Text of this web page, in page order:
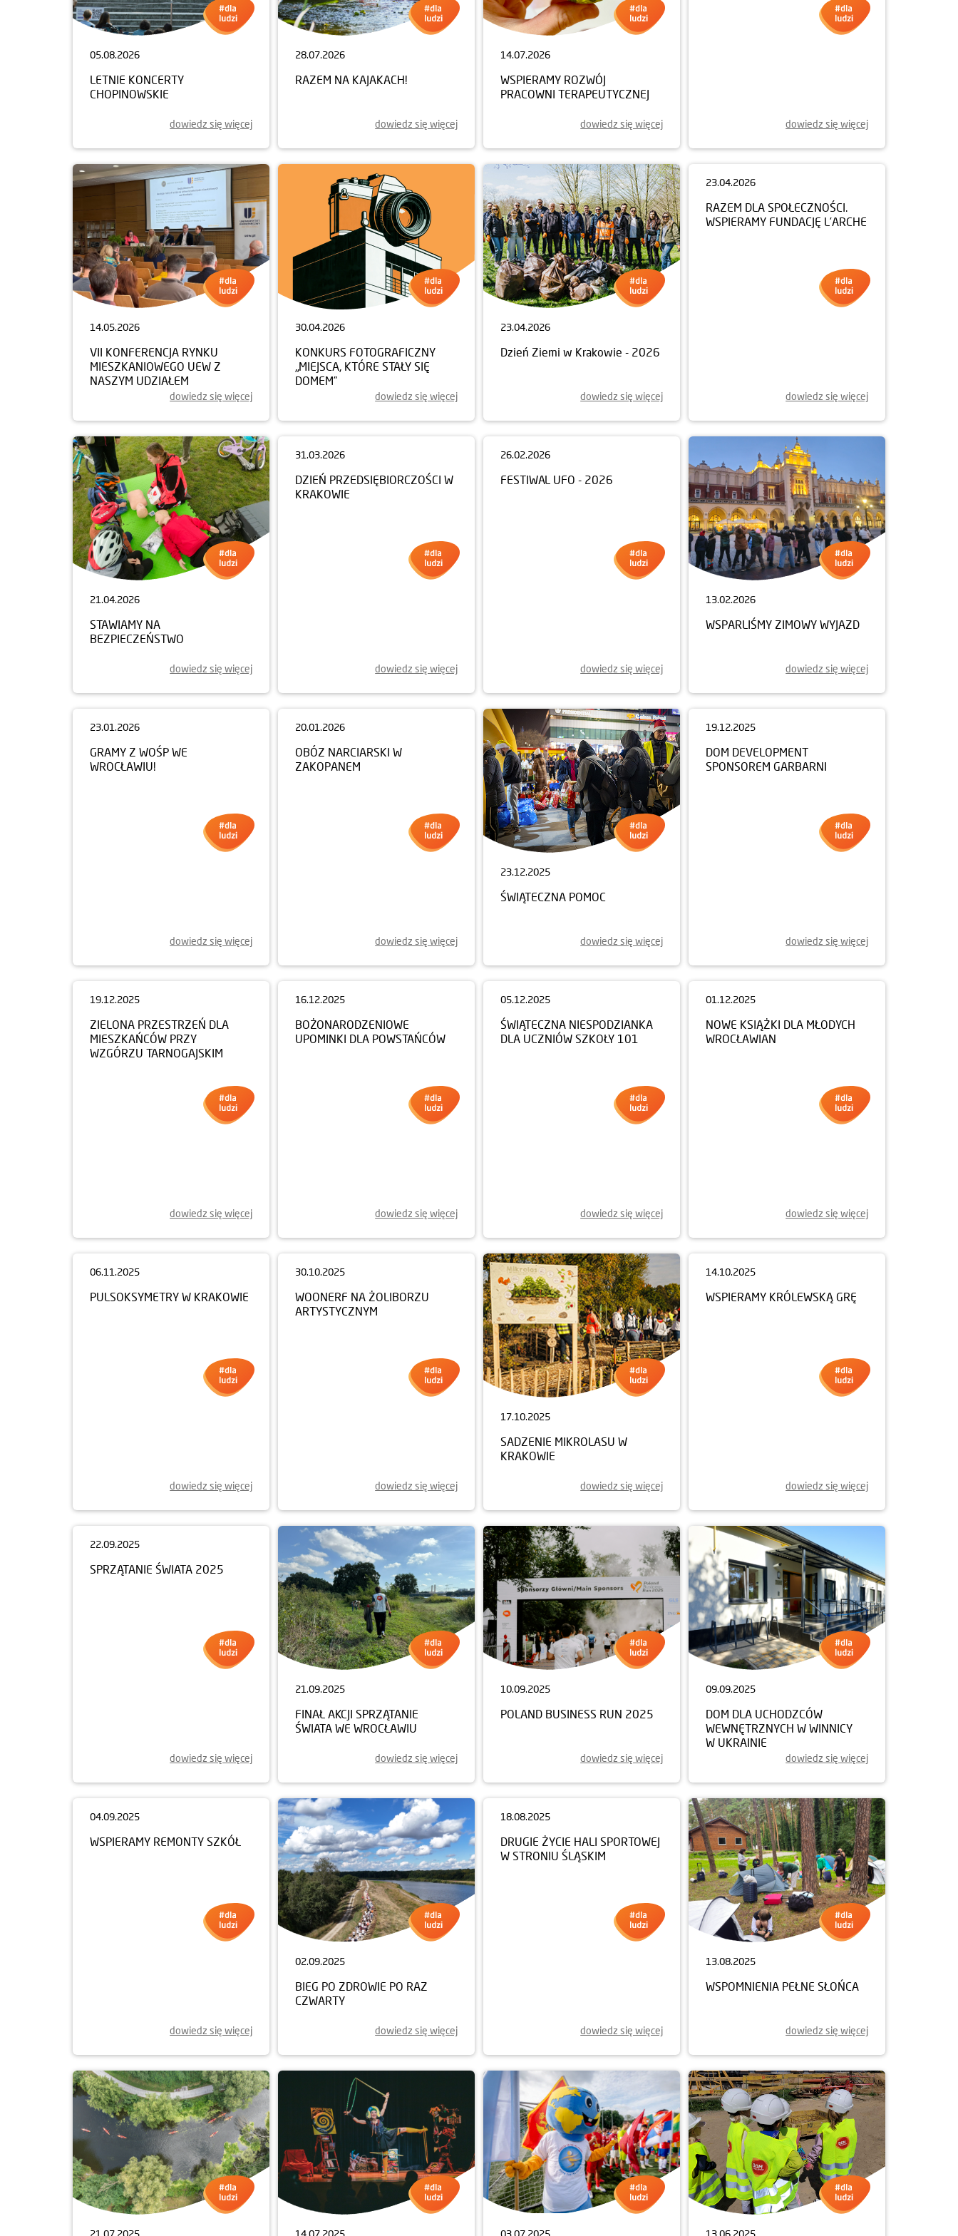
05.08.2026
LETNIE KONCERTY
CHOPINOWSKIE
dowiedz się więcej
28.07.2026
RAZEM NA KAJAKACH!
dowiedz się więcej
14.07.2026
WSPIERAMY ROZWÓJ
PRACOWNI TERAPEUTYCZNEJ
dowiedz się więcej dowiedz się więcej
14.05.2026
VII KONFERENCJA RYNKU
MIESZKANIOWEGO UEW Z
NASZYM UDZIAŁEM
dowiedz się więcej
30.04.2026
KONKURS FOTOGRAFICZNY
„MIEJSCA, KTÓRE STAŁY SIĘ
DOMEM”
dowiedz się więcej
23.04.2026
Dzień Ziemi w Krakowie - 2026
dowiedz się więcej dowiedz się więcej
21.04.2026
STAWIAMY NA
BEZPIECZEŃSTWO
dowiedz się więcej
31.03.2026
DZIEŃ PRZEDSIĘBIORCZOŚCI W
KRAKOWIE
dowiedz się więcej
26.02.2026
FESTIWAL UFO - 2026
dowiedz się więcej
13.02.2026
WSPARLIŚMY ZIMOWY WYJAZD
dowiedz się więcej
23.01.2026
GRAMY Z WOŚP WE
WROCŁAWIU!
dowiedz się więcej
20.01.2026
OBÓZ NARCIARSKI W
ZAKOPANEM
dowiedz się więcej
23.12.2025
ŚWIĄTECZNA POMOC
dowiedz się więcej dowiedz się więcej
dowiedz się więcej
16.12.2025
BOŻONARODZENIOWE
UPOMINKI DLA POWSTAŃCÓW
dowiedz się więcej
05.12.2025
ŚWIĄTECZNA NIESPODZIANKA
DLA UCZNIÓW SZKOŁY 101
dowiedz się więcej
01.12.2025
NOWE KSIĄŻKI DLA MŁODYCH
WROCŁAWIAN
dowiedz się więcej
06.11.2025
PULSOKSYMETRY W KRAKOWIE
dowiedz się więcej
30.10.2025
WOONERF NA ŻOLIBORZU
ARTYSTYCZNYM
dowiedz się więcej
17.10.2025
SADZENIE MIKROLASU W
KRAKOWIE
dowiedz się więcej
14.10.2025
WSPIERAMY KRÓLEWSKĄ GRĘ
dowiedz się więcej
dowiedz się więcej
21.09.2025
FINAŁ AKCJI SPRZĄTANIE
ŚWIATA WE WROCŁAWIU
dowiedz się więcej
10.09.2025
POLAND BUSINESS RUN 2025
dowiedz się więcej
09.09.2025
DOM DLA UCHODZCÓW
WEWNĘTRZNYCH W WINNICY
W UKRAINIE
dowiedz się więcej
dowiedz się więcej
02.09.2025
BIEG PO ZDROWIE PO RAZ
CZWARTY
dowiedz się więcej dowiedz się więcej
13.08.2025
WSPOMNIENIA PEŁNE SŁOŃCA
dowiedz się więcej
21.07.2025 14.07.2025 03.07.2025 13.06.2025